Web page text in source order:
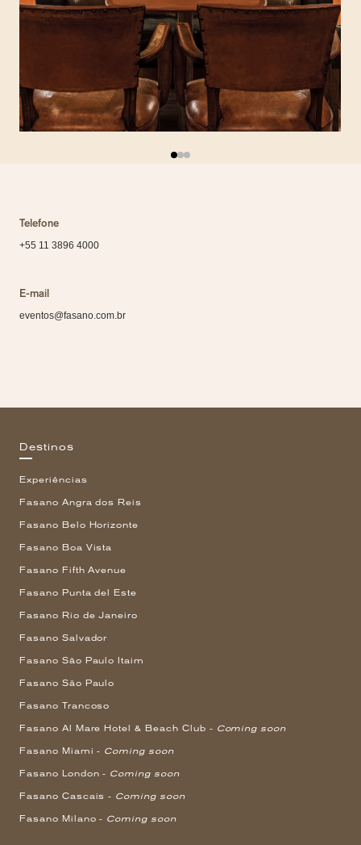
Telefone
+55 11 3896 4000
E-mail
eventos@fasano.com.br
Destinos
Experiências
Fasano Angra dos Reis
Fasano Belo Horizonte
Fasano Boa Vista
Fasano Fifth Avenue
Fasano Punta del Este
Fasano Rio de Janeiro
Fasano Salvador
Fasano São Paulo Itaim
Fasano São Paulo
Fasano Trancoso
Fasano Al Mare Hotel & Beach Club - Coming soon
Fasano Miami - Coming soon
Fasano London - Coming soon
Fasano Cascais - Coming soon
Fasano Milano - Coming soon